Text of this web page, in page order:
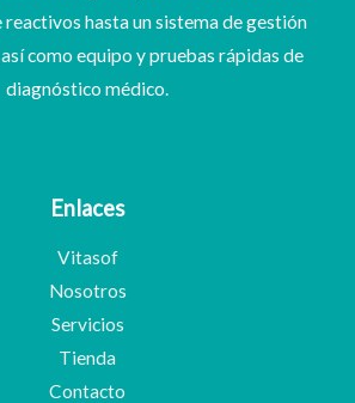
hasta un sistema de gestión
como equipo y pruebas rápidas de
diagnóstico médico.
Enlaces
Vitasof
Nosotros
Servicios
Tienda
Contacto